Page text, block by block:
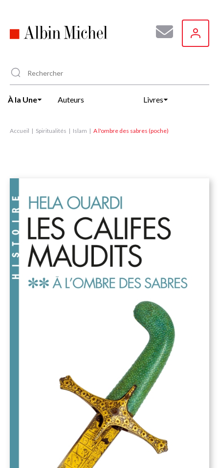
principal
À la Une Auteurs Livres
Accueil Spiritualités Islam A l'ombre des sabres (poche)